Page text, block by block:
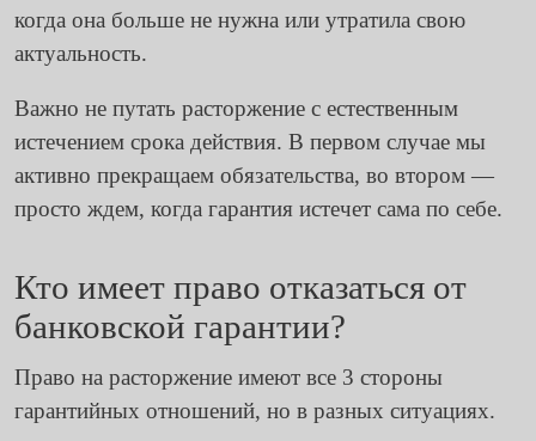
когда она больше не нужна или утратила свою
актуальность.
Важно не путать расторжение с естественным
истечением срока действия. В первом случае мы
активно прекращаем обязательства, во втором —
просто ждем, когда гарантия истечет сама по себе.
Кто имеет право отказаться от
банковской гарантии?
Право на расторжение имеют все 3 стороны
гарантийных отношений, но в разных ситуациях.